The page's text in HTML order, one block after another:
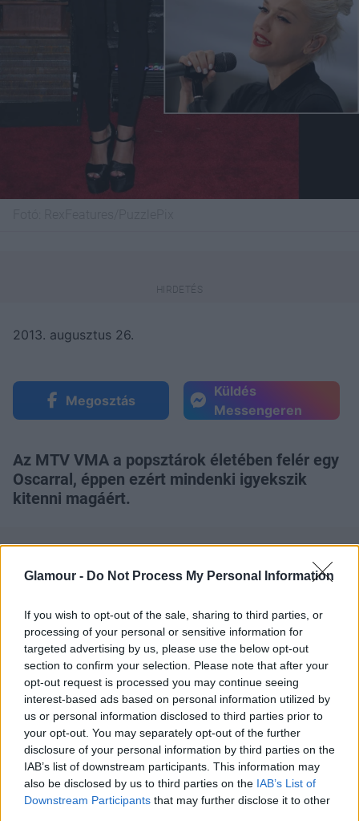
Glamour - Do Not Process My Personal Information
If you wish to opt-out of the sale, sharing to third parties, or
processing of your personal or sensitive information for
targeted advertising by us, please use the below opt-out
section to confirm your selection. Please note that after your
opt-out request is processed you may continue seeing
interest-based ads based on personal information utilized by
us or personal information disclosed to third parties prior to
your opt-out. You may separately opt-out of the further
disclosure of your personal information by third parties on the
IAB’s list of downstream participants. This information may
also be disclosed by us to third parties on the IAB’s List of
Downstream Participants that may further disclose it to other
2013. augusztus 26.
Megosztás
Küldés
Messengeren
Az MTV VMA a popsztárok életében felér egy
Oscarral, éppen ezért mindenki igyekszik
kitenni magáért.
Nos, Miley Cyrus bevonulása valójában csak
bágyatag előjátéka volt a színpadi fellépésének. A
profikat meghazudtoló fenékriszálós tánca enyhén
szólva meghökkentette a jelenlévőket, és
valószínűleg vele kapcsolatban igazából ez lesz a
maradandó ´élmény´ az idei díjátadóról. Miley Cyrus
bevonulása ugyanis szinte visszafogott.Magához
képestlegalábbis biztosan,a szokásos
hasvillantásonkívül egyedül a frizurája volt meglepő,
hiszen a 20 éves sztár egy csaknem 20 éve
ikonikussá váló énekesnőtől ´lopta´. Gwen Stefani a